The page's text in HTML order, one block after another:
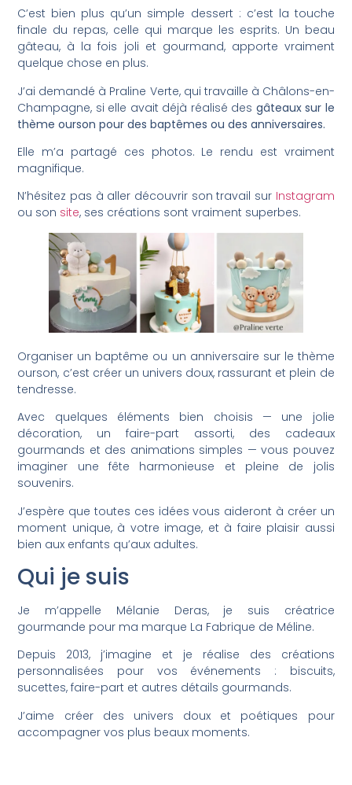
C’est bien plus qu’un simple dessert : c’est la touche
finale du repas, celle qui marque les esprits. Un beau
gâteau, à la fois joli et gourmand, apporte vraiment
quelque chose en plus.
J’ai demandé à Praline Verte, qui travaille à Châlons-en-
Champagne, si elle avait déjà réalisé des gâteaux sur le
thème ourson pour des baptêmes ou des anniversaires.
Elle m’a partagé ces photos. Le rendu est vraiment
magnifique.
N’hésitez pas à aller découvrir son travail sur Instagram
ou son site, ses créations sont vraiment superbes.
Organiser un baptême ou un anniversaire sur le thème
ourson, c’est créer un univers doux, rassurant et plein de
tendresse.
Avec quelques éléments bien choisis — une jolie
décoration, un faire-part assorti, des cadeaux
gourmands et des animations simples — vous pouvez
imaginer une fête harmonieuse et pleine de jolis
souvenirs.
J’espère que toutes ces idées vous aideront à créer un
moment unique, à votre image, et à faire plaisir aussi
bien aux enfants qu’aux adultes.
Qui je suis
Je m’appelle Mélanie Deras, je suis créatrice
gourmande pour ma marque La Fabrique de Méline.
Depuis 2013, j’imagine et je réalise des créations
personnalisées pour vos événements : biscuits,
sucettes, faire-part et autres détails gourmands.
J’aime créer des univers doux et poétiques pour
accompagner vos plus beaux moments.